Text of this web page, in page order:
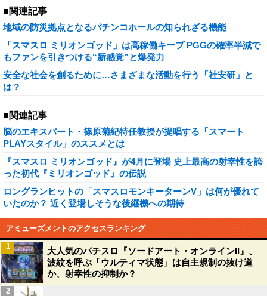
■関連記事
地域の防災拠点となるパチンコホールの知られざる機能
「スマスロ ミリオンゴッド」は高稼働キープ PGGの確率半減で
もファンを引きつける“新感覚”と爆発力
安全な社会を創るために…さまざまな活動を行う「社安研」と
は？
■関連記事
脳のエキスパート・篠原菊紀特任教授が提唱する「スマート
PLAYスタイル」のススメとは
『スマスロ ミリオンゴッド』が4月に登場 史上最高の射幸性を誇
った初代『ミリオンゴッド』の伝説
ロングランヒットの「スマスロモンキーターンV」は何が優れて
いたのか？ 近く登場しそうな後継機への期待
アミューズメントのアクセスランキング
大人気のパチスロ『ソードアート・オンラインII』、
波紋を呼ぶ「ウルティマ状態」は自主規制の抜け道
か、射幸性の抑制か？
1
2